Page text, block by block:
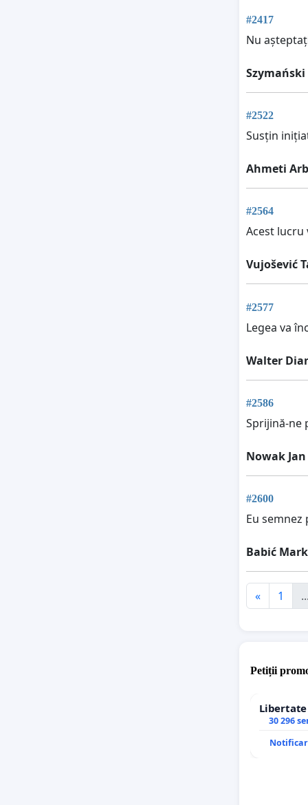
#2417
Nu
#2522
Susțin
Ahmeti
#2564
Acest lucru
Vujošević
#2577
Legea va
Walter
#2586
Sprijină-ne
Nowak Jan
#2600
Eu semnez
Babić
« 1 ...
Petiții
Libertate
30 296